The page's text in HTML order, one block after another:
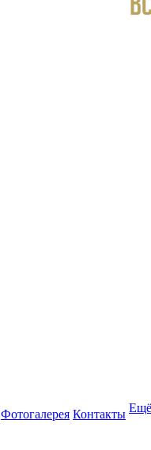
Фотогалерея Контакты Ещё